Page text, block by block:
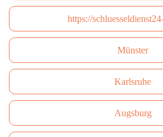
https://
Münster
Karlsruhe
Augsburg